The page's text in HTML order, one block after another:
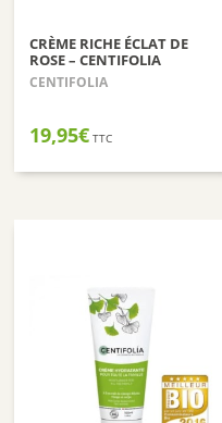
CRÈME RICHE ÉCLAT DE
ROSE – CENTIFOLIA
CENTIFOLIA
19,95€ TTC